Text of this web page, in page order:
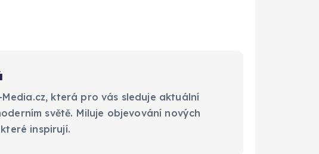
která pro vás sleduje aktuální
světě. Miluje objevování nových
inspirují.